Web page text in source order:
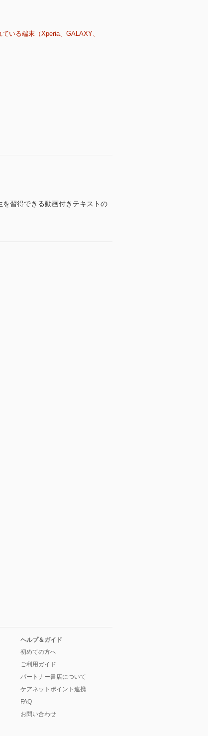
いる端末（Xperia、GALAXY、
習得できる動画付きテキストの
ヘルプ＆ガイド
初めての方へ
ご利用ガイド
パートナー書店について
ケアネットポイント連携
FAQ
お問い合わせ